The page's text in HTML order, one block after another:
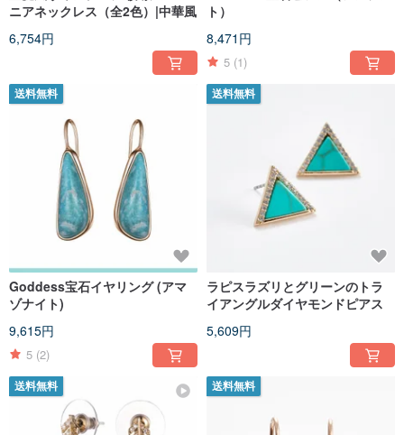
ニアネックレス（全2色）|中華風
6,754円
ト）
8,471円
5 (1)
送料無料
Goddess宝石イヤリング (アマ
ゾナイト)
9,615円
5 (2)
送料無料
ラピスラズリとグリーンのトラ
イアングルダイヤモンドピアス
5,609円
送料無料 送料無料